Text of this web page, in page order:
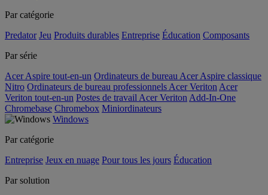
Par catégorie
Predator Jeu Produits durables Entreprise Éducation Composants
Par série
Acer Aspire tout-en-un Ordinateurs de bureau Acer Aspire classique
Nitro Ordinateurs de bureau professionnels Acer Veriton Acer
Veriton tout-en-un Postes de travail Acer Veriton Add-In-One
Chromebase Chromebox Miniordinateurs
Windows
Par catégorie
Entreprise Jeux en nuage Pour tous les jours Éducation
Par solution